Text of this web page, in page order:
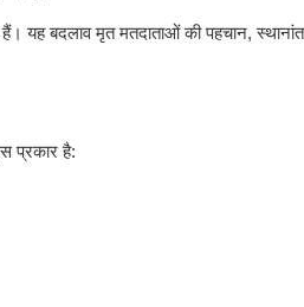
यह बदलाव मृत मतदाताओं की पहचान,
प्रकार है: